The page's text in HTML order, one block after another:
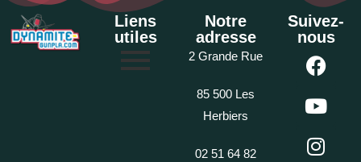
Liens
utiles
Notre
adresse
2 Grande Rue
85 500 Les
Herbiers
02 51 64 82
Suivez-
nous